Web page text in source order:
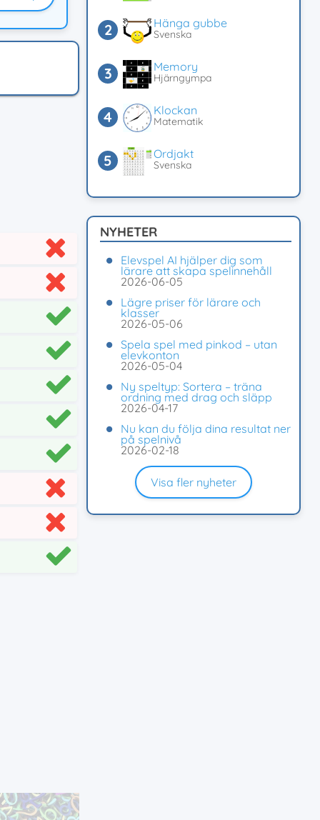
Hänga gubbe
Svenska
Memory
Hjärngympa
Klockan
Matematik
Ordjakt
Svenska
NYHETER
Elevspel AI hjälper dig som
lärare att skapa spelinnehåll
2026-06-05
Lägre priser för lärare och
klasser
2026-05-06
Spela spel med pinkod – utan
elevkonton
2026-05-04
Ny speltyp: Sortera – träna
ordning med drag och släpp
2026-04-17
Nu kan du följa dina resultat ner
på spelnivå
2026-02-18
Visa fler nyheter